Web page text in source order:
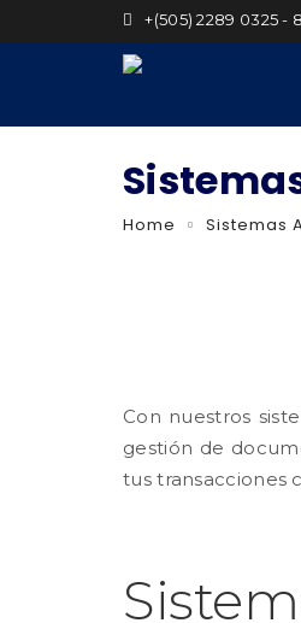
+(505) 2289 0325 -
Home Sistemas
Con nuestros
gestión de
tus transacciones